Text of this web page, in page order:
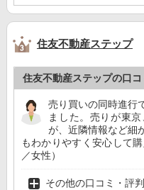
住友不動産ステップ
住友不動産ステップの口コ
売り買いの同時進行
ました。売りが東
が、近隣情報など細
もわかりやすく安心して
／女性）
その他の口コミ・評判